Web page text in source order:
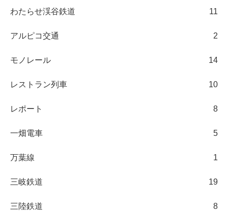
わたらせ渓谷鉄道 11
アルピコ交通 2
モノレール 14
レストラン列車 10
レポート 8
一畑電車 5
万葉線 1
三岐鉄道 19
三陸鉄道 8